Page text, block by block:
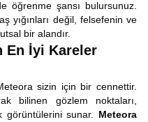
öğrenme şansı bulursunuz.
yığınları değil, felsefenin ve
bir alandır.
En İyi Kareler
sizin için bir cennettir.
bilinen gözlem noktaları,
görüntülerini sunar. Meteora